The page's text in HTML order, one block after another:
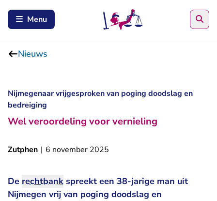
Menu
Nieuws
Nijmegenaar vrijgesproken van poging doodslag en
bedreiging
Wel veroordeling voor vernieling
Zutphen | 6 november 2025
De rechtbank spreekt een 38-jarige man uit
Nijmegen vrij van poging doodslag en